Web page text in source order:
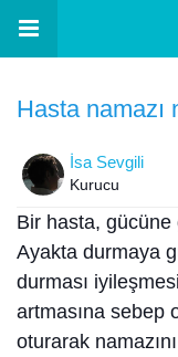
Hasta namazı
İsa Sevgili
Kurucu
Bir hasta, gücüne
Ayakta durmaya
durması
artmasına sebep
oturarak